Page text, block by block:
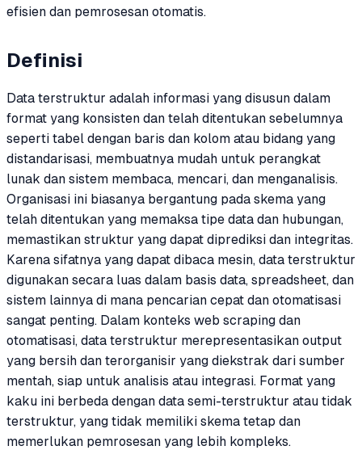
efisien dan pemrosesan otomatis.
Definisi
Data terstruktur adalah informasi yang disusun dalam
format yang konsisten dan telah ditentukan sebelumnya
seperti tabel dengan baris dan kolom atau bidang yang
distandarisasi, membuatnya mudah untuk perangkat
lunak dan sistem membaca, mencari, dan menganalisis.
Organisasi ini biasanya bergantung pada skema yang
telah ditentukan yang memaksa tipe data dan hubungan,
memastikan struktur yang dapat diprediksi dan integritas.
Karena sifatnya yang dapat dibaca mesin, data terstruktur
digunakan secara luas dalam basis data, spreadsheet, dan
sistem lainnya di mana pencarian cepat dan otomatisasi
sangat penting. Dalam konteks web scraping dan
otomatisasi, data terstruktur merepresentasikan output
yang bersih dan terorganisir yang diekstrak dari sumber
mentah, siap untuk analisis atau integrasi. Format yang
kaku ini berbeda dengan data semi-terstruktur atau tidak
terstruktur, yang tidak memiliki skema tetap dan
memerlukan pemrosesan yang lebih kompleks.